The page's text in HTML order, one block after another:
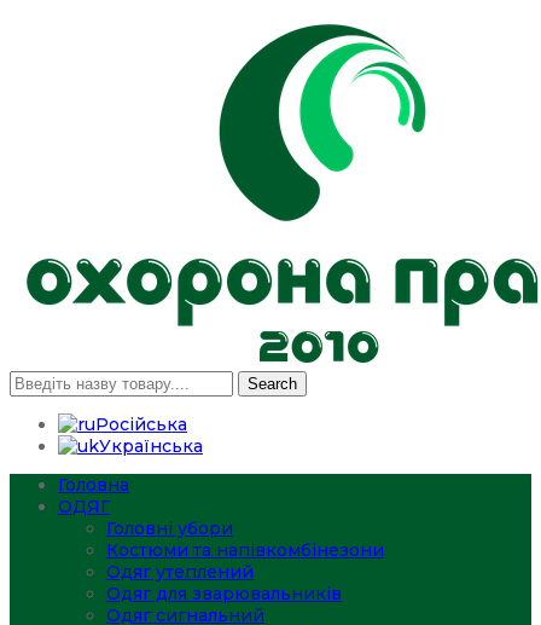
Search
Російська
Українська
Головна
ОДЯГ
Головні убори
Костюми та напівкомбінезони
Одяг утеплений
Одяг для зварювальників
Одяг сигнальний